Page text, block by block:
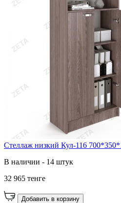
Стеллаж низкий Кул-116
В наличии - 14 штук
32 965 тенге
Добавить в корзину